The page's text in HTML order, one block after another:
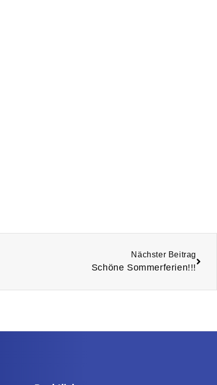
Nächster Beitrag
Schöne Sommerferien!!!